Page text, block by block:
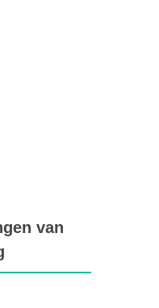
van